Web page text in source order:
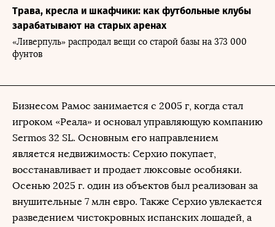
Трава, кресла и шкафчики: как футбольные клубы
зарабатывают на старых аренах
«Ливерпуль» распродал вещи со старой базы на 373 000
фунтов
Бизнесом Рамос занимается с 2005 г, когда стал
игроком «Реала» и основал управляющую компанию
Sermos 32 SL. Основным его направлением
является недвижимость: Серхио покупает,
восстанавливает и продает люксовые особняки.
Осенью 2025 г. один из объектов был реализован за
внушительные 7 млн евро. Также Серхио увлекается
разведением чистокровных испанских лошадей, а